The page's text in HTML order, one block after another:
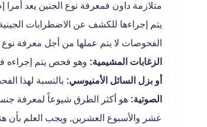
متلازمة داون فمعرفة نوع الجنين يعد
يتم إجراءها للكشف عن الاضطرابات
الفحوصات لا يتم عملها من أجل معرفة
الزغابات المشيمية: وهو فحص يتم إجراءه
أو بزل السائل الأمنيوسي: بالنسبة لهذا
الصوتية: هو أكثر الطرق شيوعاً لمعرفة جنس
عشر والأسبوع العشرين, ويجب العلم بأن